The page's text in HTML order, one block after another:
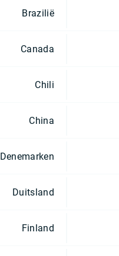
Brazilië
Canada
Chili
China
Denemarken
Duitsland
Finland